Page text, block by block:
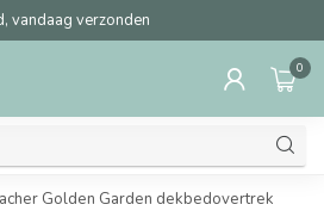
vandaag verzonden
0
Golden Garden dekbedovertrek